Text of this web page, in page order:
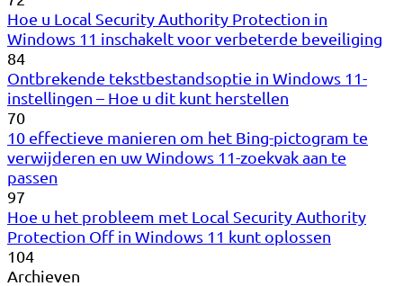
Hoe u Local Security Authority Protection in
Windows 11 inschakelt voor verbeterde beveiliging
84
Ontbrekende tekstbestandsoptie in Windows 11-
instellingen – Hoe u dit kunt herstellen
70
10 effectieve manieren om het Bing-pictogram te
verwijderen en uw Windows 11-zoekvak aan te
passen
97
Hoe u het probleem met Local Security Authority
Protection Off in Windows 11 kunt oplossen
104
Archieven